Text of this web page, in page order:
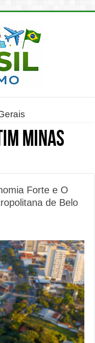
Minas
Forte e O
de Belo